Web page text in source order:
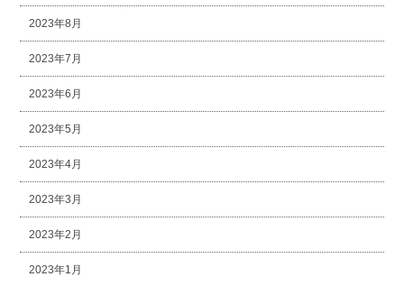
2023年8月
2023年7月
2023年6月
2023年5月
2023年4月
2023年3月
2023年2月
2023年1月